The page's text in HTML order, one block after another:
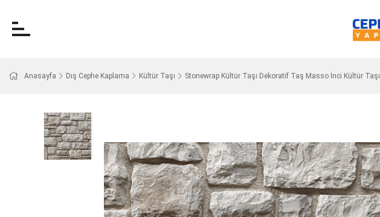
Anasayfa Dış Cephe Kaplama Kültür Taşı Stonewrap Kültür Taşı Dekoratif Taş Masso İnci Kültür Taşı